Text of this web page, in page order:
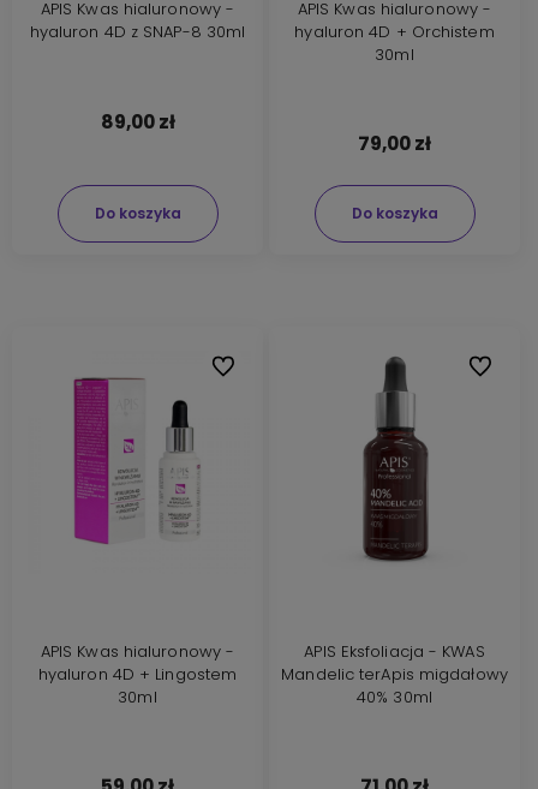
APIS Kwas hialuronowy -
hyaluron 4D z SNAP-8 30ml
89,00 zł
Do koszyka
APIS Kwas hialuronowy -
hyaluron 4D + Orchistem
30ml
79,00 zł
Do koszyka
APIS Kwas hialuronowy -
hyaluron 4D + Lingostem
30ml
Do ulubionych
APIS Eksfoliacja - KWAS
Mandelic terApis migdałowy
40% 30ml
Do